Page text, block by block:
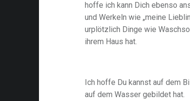
hoffe ich kann Dich ebenso
und Werkeln wie „meine
urplötzlich Dinge wie
ihrem Haus hat.
Ich hoffe Du kannst auf dem
auf dem Wasser gebildet hat.